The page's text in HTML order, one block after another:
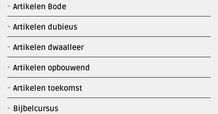
Artikelen Bode
Artikelen dubieus
Artikelen dwaalleer
Artikelen opbouwend
Artikelen toekomst
Bijbelcursus